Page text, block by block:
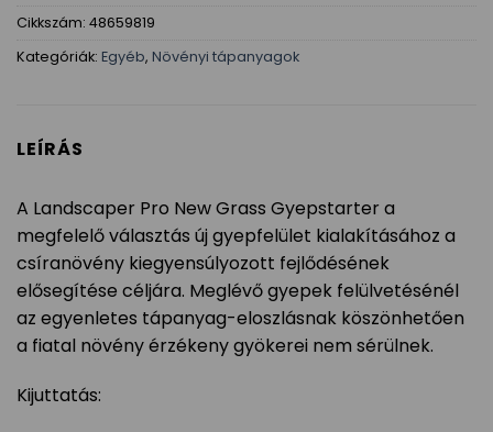
Cikkszám: 48659819
Kategóriák: Egyéb, Növényi tápanyagok
LEÍRÁS
A Landscaper Pro New Grass Gyepstarter a
megfelelő választás új gyepfelület kialakításához a
csíranövény kiegyensúlyozott fejlődésének
elősegítése céljára. Meglévő gyepek felülvetésénél
az egyenletes tápanyag-eloszlásnak köszönhetően
a fiatal növény érzékeny gyökerei nem sérülnek.
Kijuttatás: